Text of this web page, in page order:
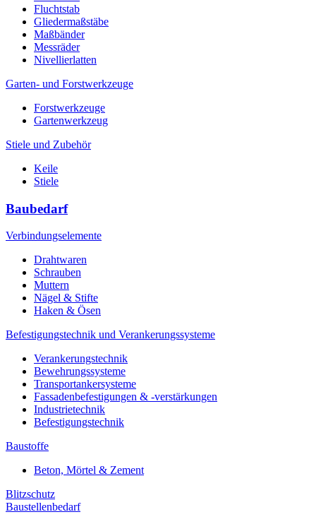
Fluchtstab
Gliedermaßstäbe
Maßbänder
Messräder
Nivellierlatten
Garten- und Forstwerkzeuge
Forstwerkzeuge
Gartenwerkzeug
Stiele und Zubehör
Keile
Stiele
Baubedarf
Verbindungselemente
Drahtwaren
Schrauben
Muttern
Nägel & Stifte
Haken & Ösen
Befestigungstechnik und Verankerungssysteme
Verankerungstechnik
Bewehrungssysteme
Transportankersysteme
Fassadenbefestigungen & -verstärkungen
Industrietechnik
Befestigungstechnik
Baustoffe
Beton, Mörtel & Zement
Blitzschutz
Baustellenbedarf